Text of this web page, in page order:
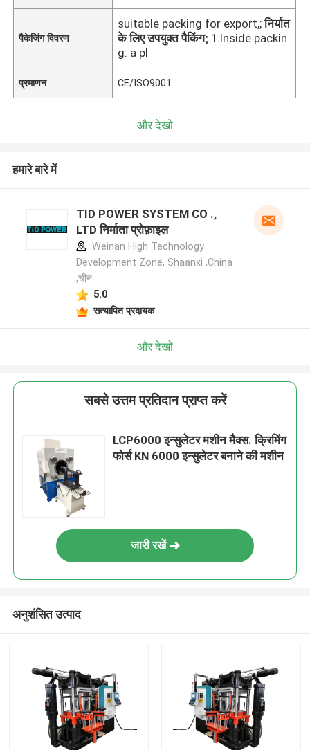
पैकेजिंग विवरण
suitable packing for export,; निर्यात
के लिए उपयुक्त पैकिंग; 1.Inside packin
g: a pl
प्रमाणन CE/ISO9001
और देखो
हमारे बारे में
TID POWER SYSTEM CO .,
LTD निर्माता प्रोफ़ाइल
Weinan High Technology
Development Zone, Shaanxi ,China
,चीन
5.0
सत्यापित प्रदायक
और देखो
सबसे उत्तम प्रतिदान प्राप्त करें
LCP6000 इन्सुलेटर मशीन मैक्स. क्रिमिंग
फोर्स KN 6000 इन्सुलेटर बनाने की मशीन
जारी रखें
अनुशंसित उत्पाद